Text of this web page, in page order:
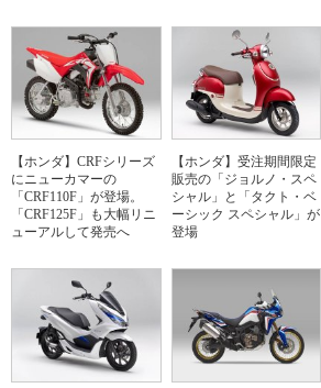
【ホンダ】CRFシリーズ
にニューカマーの
「CRF110F」が登場。
「CRF125F」も大幅リニ
ューアルして発売へ
【ホンダ】受注期間限定
販売の「ジョルノ・スペ
シャル」と「タクト・ベ
ーシック スペシャル」が
登場